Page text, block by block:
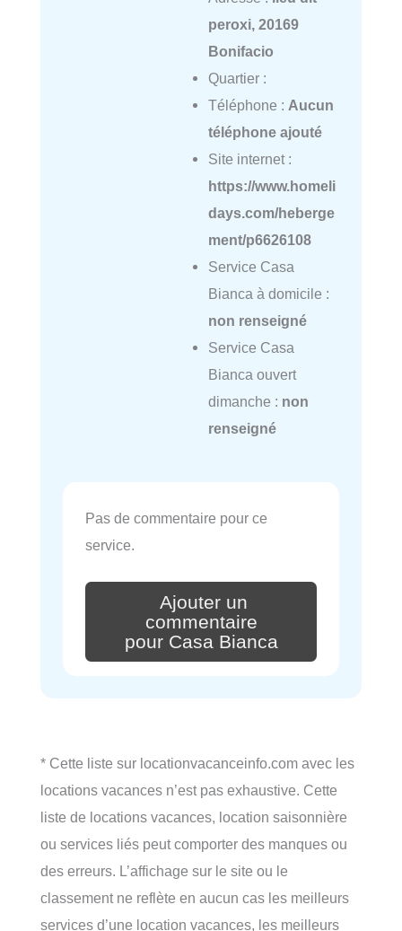
peroxi, 20169
Bonifacio
Quartier :
Téléphone : Aucun
téléphone ajouté
Site internet :
https://www.homeli
days.com/heberge
ment/p6626108
Service Casa
Bianca à domicile :
non renseigné
Service Casa
Bianca ouvert
dimanche : non
renseigné
Pas de commentaire pour ce
service.
Ajouter un
commentaire
pour Casa Bianca
* Cette liste sur locationvacanceinfo.com avec les
locations vacances n’est pas exhaustive. Cette
liste de locations vacances, location saisonnière
ou services liés peut comporter des manques ou
des erreurs. L’affichage sur le site ou le
classement ne reflète en aucun cas les meilleurs
services d’une location vacances, les meilleurs